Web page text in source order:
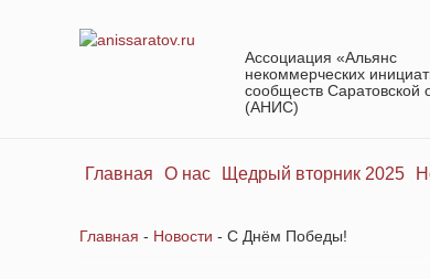
Ассоциация «Альянс
некоммерческих
сообществ Саратовской
(АНИС)
Главная О нас Щедрый вторник 2025
Главная - Новости - С Днём Победы!